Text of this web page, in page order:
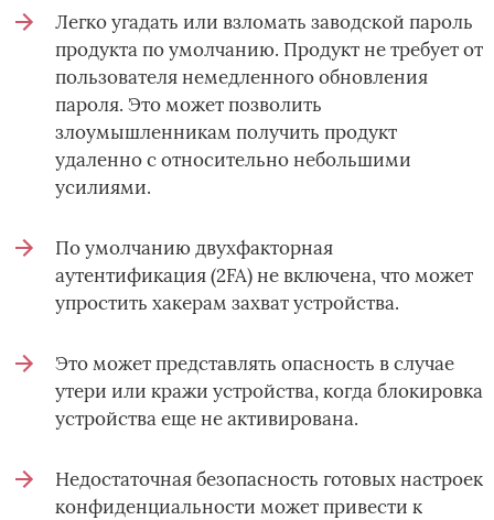
Легко угадать или взломать заводской пароль
продукта по умолчанию. Продукт не требует от
пользователя немедленного обновления
пароля. Это может позволить
злоумышленникам получить продукт
удаленно с относительно небольшими
усилиями.
По умолчанию двухфакторная
аутентификация (2FA) не включена, что может
упростить хакерам захват устройства.
Это может представлять опасность в случае
утери или кражи устройства, когда блокировка
устройства еще не активирована.
Недостаточная безопасность готовых настроек
конфиденциальности может привести к